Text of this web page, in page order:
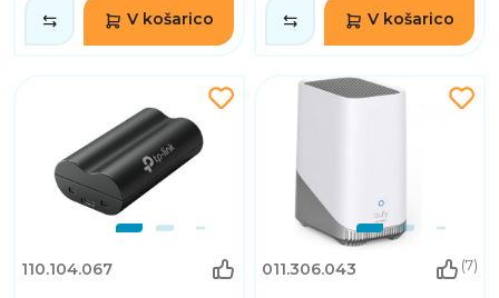
V košarico V košarico
110.104.067 011.306.043 (7)